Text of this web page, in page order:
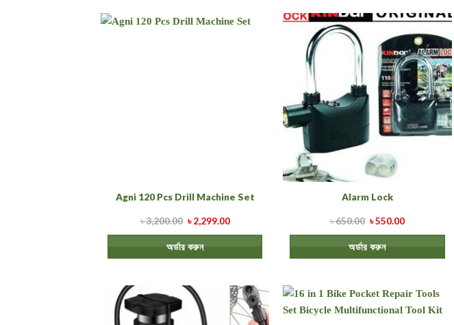
Agni 120 Pcs Drill Machine Set
৳3,200.00 ৳2,299.00
অর্ডার করুন
Alarm Lock
৳650.00 ৳550.00
অর্ডার করুন